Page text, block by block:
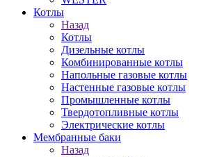
Котлы
Назад
Котлы
Дизельные котлы
Комбинированные котлы
Напольные газовые котлы
Настенные газовые котлы
Промышленные котлы
Твердотопливные котлы
Электрические котлы
Мембранные баки
Назад